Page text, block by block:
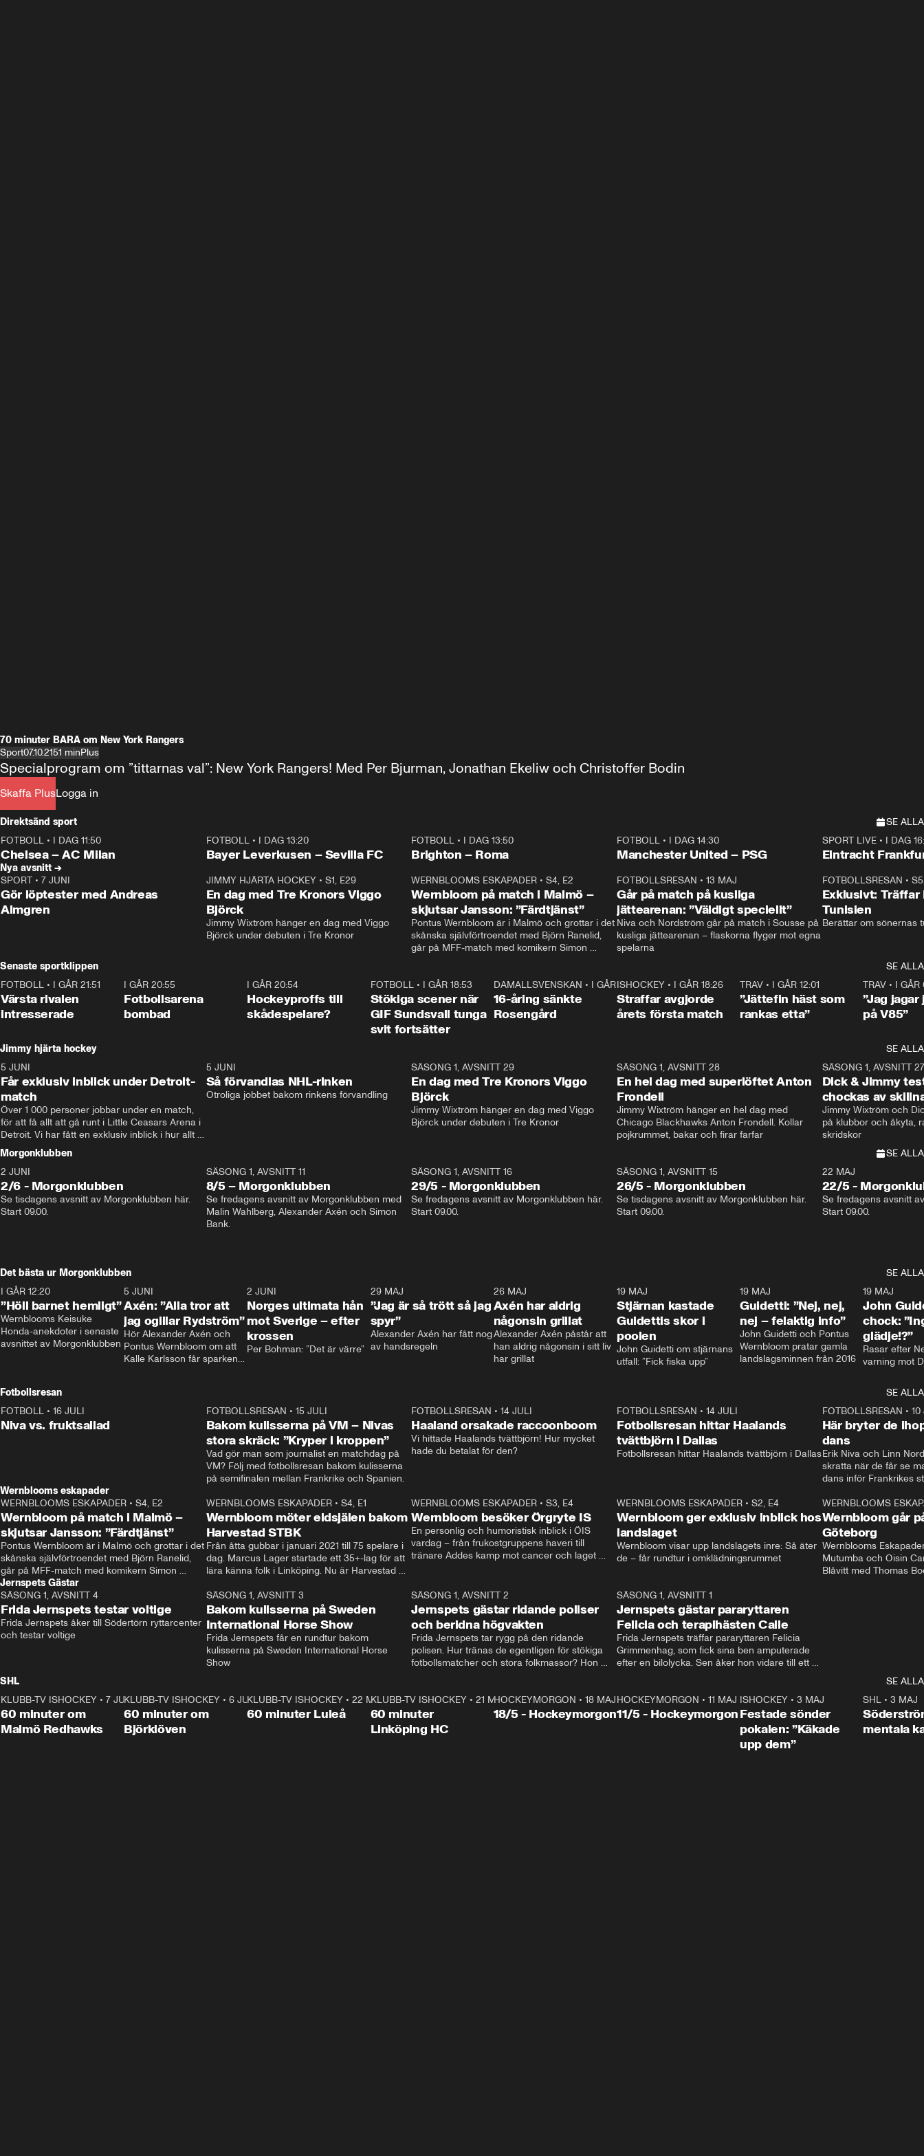
70 minuter BARA om New York Rangers
Sport07.10.2151 minPlus
Skaffa PlusLogga in
Specialprogram om ”tittarnas val”: New York Rangers! Med Per Bjurman, Jonathan Ekeliw och Christoffer Bodin
Direktsänd sport
SE ALLA
Plus
FOTBOLL • I DAG 11:50
Chelsea – AC Milan
Plus
FOTBOLL• I DAG 13:20
Bayer Leverkusen – Sevilla FC
Plus
FOTBOLL • I DAG 13:50
Brighton – Roma
Plus
FOTBOLL• I DAG 14:30
Manchester United – PSG
Plus
SPORT LIVE• I DAG
Eintracht
Nya avsnitt →
SPORT • 7 JUNI
Gör löptester med Andreas
Almgren
17:38
JIMMY HJÄRTA HOCKEY• S1, E29
En dag med Tre Kronors Viggo
Björck
Jimmy Wixtröm hänger en dag med Viggo
Björck under debuten i Tre Kronor
WERNBLOOMS ESKAPADER •S4, E2
Wernbloom på match i Malmö –
skjutsar Jansson: ”Färdtjänst”
Pontus Wernbloom är i Malmö och grottar i det
skånska självförtroendet med Björn Ranelid,
går på MFF-match med komikern Simon
FOTBOLLSRESAN • 13 MAJ
Går på match på kusliga
jättearenan: ”Väldigt speciellt”
Niva och Nordström går på match i Sousse på
kusliga jättearenan – flaskorna flyger mot egna
spelarna
FOTBOLLSRESAN •
Exklusivt: Träffar
Tunisien
Berättar om sönernas
Senaste sportklippen
SE ALLA
FOTBOLL • I GÅR 21:51
Värsta rivalen
intresserade
I GÅR 20:55
Fotbollsarena
bombad
I GÅR 20:54
Hockeyproffs till
skådespelare?
FOTBOLL• I GÅR 18:53
Stökiga scener när
GIF Sundsvall tunga
svit fortsätter
0:47
DAMALLSVENSKAN • I GÅR 18:52
16-åring sänkte
Rosengård
2:19
ISHOCKEY• I GÅR 18:26
Straffar avgjorde
årets första match
5:16
TRAV • I GÅR 12:01
”Jättefin häst som
rankas etta”
TRAV • I GÅR
”Jag
på V85”
Jimmy hjärta hockey
SE ALLA
5 JUNI
Får exklusiv inblick under Detroit-
match
Över 1 000 personer jobbar under en match,
för att få allt att gå runt i Little Ceasars Arena i
Detroit. Vi har fått en exklusiv inblick i hur allt
fungerar inför och under match i världens
bästa hockeyliga
1:04
5 JUNI
Så förvandlas NHL-rinken
Otroliga jobbet bakom rinkens förvandling
SÄSONG 1, AVSNITT 29
En dag med Tre Kronors Viggo
Björck
Jimmy Wixtröm hänger en dag med Viggo
Björck under debuten i Tre Kronor
Plus
SÄSONG 1, AVSNITT 28
En hel dag med superlöftet Anton
Frondell
Jimmy Wixtröm hänger en hel dag med
Chicago Blackhawks Anton Frondell. Kollar
pojkrummet, bakar och firar farfar
SÄSONG 1, AVSNITT 27
Dick & Jimmy
chockas av
Jimmy Wixtröm och
på klubbor och åkyta,
skridskor
Morgonklubben
SE ALLA
2 JUNI
2/6 - Morgonklubben
Se tisdagens avsnitt av Morgonklubben här.
SÄSONG 1, AVSNITT 11
8/5 – Morgonklubben
Se fredagens avsnitt av Morgonklubben med
Malin Wahlberg, Alexander Axén och Simon
Bank.
SÄSONG 1, AVSNITT 16
29/5 - Morgonklubben
Se fredagens avsnitt av Morgonklubben här.
SÄSONG 1, AVSNITT 15
26/5 - Morgonklubben
Se tisdagens avsnitt av Morgonklubben här.
Start 09.00.
22 MAJ
22/5 -
Se fredagens avsnitt
Start 09.00.
Det bästa ur Morgonklubben
SE ALLA
1:14
I GÅR 12:20
”Höll barnet hemligt”
Wernblooms Keisuke
Honda-anekdoter i senaste
avsnittet av Morgonklubben
0:44
5 JUNI
Axén: ”Alla tror att
jag ogillar Rydström”
Hör Alexander Axén och
Pontus Wernbloom om att
Kalle Karlsson får sparken
2 JUNI
Norges ultimata hån
mot Sverige – efter
krossen
Per Bohman: ”Det är värre”
29 MAJ
”Jag är så trött så jag
spyr”
Alexander Axén har fått nog
av handsregeln
26 MAJ
Axén har aldrig
någonsin grillat
Alexander Axén påstår att
han aldrig någonsin i sitt liv
har grillat
0:43
19 MAJ
Stjärnan kastade
Guidettis skor i
poolen
John Guidetti om stjärnans
utfall: ”Fick fiska upp”
0:39
19 MAJ
Guidetti: ”Nej, nej,
nej – felaktig info”
John Guidetti och Pontus
Wernbloom pratar gamla
landslagsminnen från 2016
19 MAJ
John
chock:
glädje!?”
Rasar efter
varning mot
Fotbollsresan
SE ALLA
FOTBOLL • 16 JULI
Niva vs. fruktsallad
FOTBOLLSRESAN • 15 JULI
Bakom kulisserna på VM – Nivas
stora skräck: ”Kryper i kroppen”
Vad gör man som journalist en matchdag på
VM? Följ med fotbollsresan bakom kulisserna
på semifinalen mellan Frankrike och Spanien.
FOTBOLLSRESAN •14 JULI
Haaland orsakade raccoonboom
Vi hittade Haalands tvättbjörn! Hur mycket
hade du betalat för den?
FOTBOLLSRESAN • 14 JULI
Fotbollsresan hittar Haalands
tvättbjörn i Dallas
Fotbollsresan hittar Haalands tvättbjörn i Dallas
FOTBOLLSRESAN • 10
Här bryter de
dans
Erik Niva och Linn
skratta när de får se
dans inför Frankrikes
Wernblooms eskapader
WERNBLOOMS ESKAPADER • S4, E2
Wernbloom på match i Malmö –
skjutsar Jansson: ”Färdtjänst”
Pontus Wernbloom är i Malmö och grottar i det
skånska självförtroendet med Björn Ranelid,
går på MFF-match med komikern Simon
”Chippen” Svensson och hjälper skadade
32:14
WERNBLOOMS ESKAPADER• S4, E1
Wernbloom möter eldsjälen bakom
Harvestad STBK
Från åtta gubbar i januari 2021 till 75 spelare i
dag. Marcus Lager startade ett 35+-lag för att
lära känna folk i Linköping. Nu är Harvestad
rakt in i värmen.
Plus
WERNBLOOMS ESKAPADER •S3, E4
Wernbloom besöker Örgryte IS
En personlig och humoristisk inblick i ÖIS
vardag – från frukostgruppens haveri till
tränare Addes kamp mot cancer och laget
WERNBLOOMS ESKAPADER• S2, E4
Wernbloom ger exklusiv inblick hos
landslaget
Wernbloom visar upp landslagets inre: Så äter
de – får rundtur i omklädningsrummet
Plus
WERNBLOOMS
Wernbloom går
Göteborg
Wernblooms
Mutumba och Oisin
Blåvitt med Thomas
Jernspets Gästar
SÄSONG 1, AVSNITT 4
Frida Jernspets testar voltige
Frida Jernspets åker till Södertörn ryttarcenter
och testar voltige
14:14
SÄSONG 1, AVSNITT 3
Bakom kulisserna på Sweden
International Horse Show
Frida Jernspets får en rundtur bakom
kulisserna på Sweden International Horse
Show
SÄSONG 1, AVSNITT 2
Jernspets gästar ridande poliser
och beridna högvakten
Frida Jernspets tar rygg på den ridande
polisen. Hur tränas de egentligen för stökiga
fotbollsmatcher och stora folkmassor? Hon
vaktar slottet.
SÄSONG 1, AVSNITT 1
Jernspets gästar pararyttaren
Felicia och terapihästen Calle
Frida Jernspets träffar pararyttaren Felicia
Grimmenhag, som fick sina ben amputerade
efter en bilolycka. Sen åker hon vidare till ett
SHL
SE ALLA
Plus
1:02:53
KLUBB-TV ISHOCKEY • 7 JUNI
60 minuter om
Malmö Redhawks
1:00:59
KLUBB-TV ISHOCKEY •6 JUNI
60 minuter om
Björklöven
Plus 1:00:28
KLUBB-TV ISHOCKEY •22 MAJ
60 minuter Luleå
Plus 1:00:18
KLUBB-TV ISHOCKEY• 21 MAJ
60 minuter
Linköping HC
HOCKEYMORGON • 18 MAJ
18/5 - Hockeymorgon
HOCKEYMORGON • 11 MAJ
11/5 - Hockeymorgon
0:22
ISHOCKEY •3 MAJ
Festade sönder
pokalen: ”Käkade
upp dem”
SHL •3 MAJ
mentala